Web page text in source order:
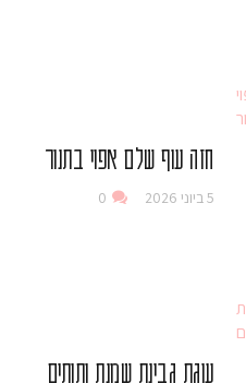
חזה עוף שלם אפוי בתנור
5 ביוני 2026 0
עוגת גבינת שמנת ותותים